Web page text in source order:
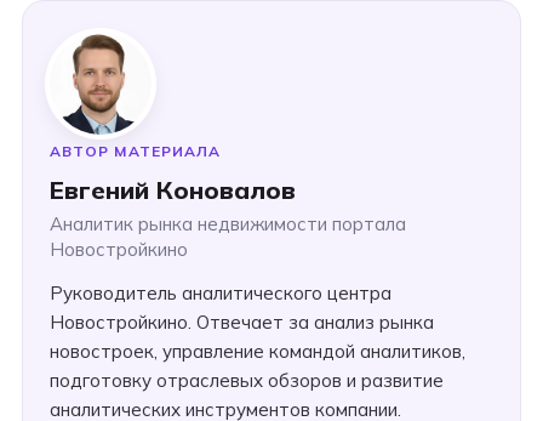
АВТОР МАТЕРИАЛА
Евгений Коновалов
Аналитик рынка недвижимости портала
Новостройкино
Руководитель аналитического центра
Новостройкино. Отвечает за анализ рынка
новостроек, управление командой аналитиков,
подготовку отраслевых обзоров и развитие
аналитических инструментов компании.